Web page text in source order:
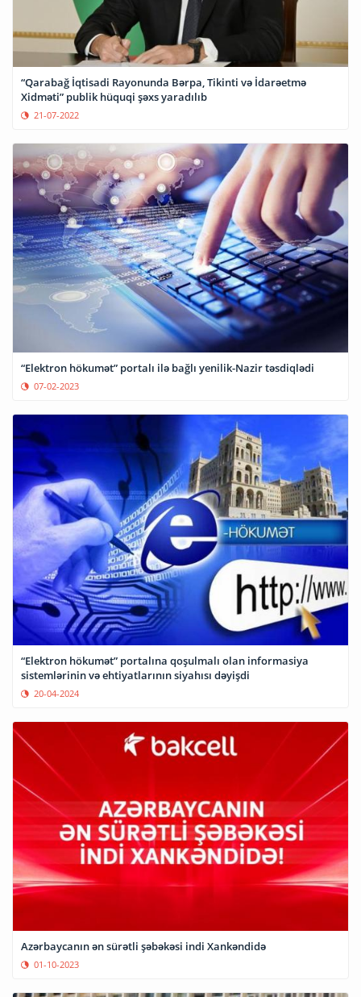
“Qarabağ İqtisadi Rayonunda Bərpa, Tikinti və İdarəetmə
Xidməti” publik hüquqi şəxs yaradılıb
21-07-2022
“Elektron hökumət” portalı ilə bağlı yenilik-Nazir təsdiqlədi
07-02-2023
“Elektron hökumət” portalına qoşulmalı olan informasiya
sistemlərinin və ehtiyatlarının siyahısı dəyişdi
20-04-2024
Azərbaycanın ən sürətli şəbəkəsi indi Xankəndidə
01-10-2023